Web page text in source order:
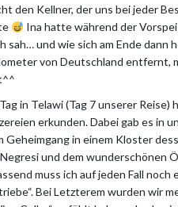
den Kellner, der uns bei jeder
Ina hatte während der
sah… und wie sich am Ende
von Deutschland entfernt,
in Telawi (Tag 7 unserer
erkunden. Dabei gab es in
Geheimgang in einem Kloster
und dem wunderschönen
muss ich auf jeden Fall
Bei Letzterem wurden wir